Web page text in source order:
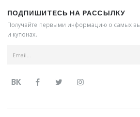
ПОДПИШИТЕСЬ НА РАССЫЛКУ
Получайте первыми информацию о самых
и купонах.
ВК